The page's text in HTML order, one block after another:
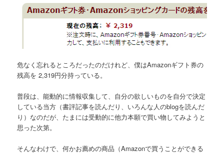
危なく忘れるところだったのだけれど、僕はAmazonギフト券の
残高を 2,319円分持っている。
普段は、能動的に情報収集して、自分の欲しいものを自分で決定
している当方（書評記事を読んだり、いろんな人のblogを読んだ
り）なのだが、たまには受動的に他力本願で買い物してみようと
思った次第。
そんなわけで、何かお薦めの商品（Amazonで買うことができる